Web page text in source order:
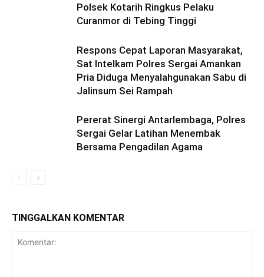
Polsek Kotarih Ringkus Pelaku
Curanmor di Tebing Tinggi
Respons Cepat Laporan Masyarakat,
Sat Intelkam Polres Sergai Amankan
Pria Diduga Menyalahgunakan Sabu di
Jalinsum Sei Rampah
Pererat Sinergi Antarlembaga, Polres
Sergai Gelar Latihan Menembak
Bersama Pengadilan Agama
TINGGALKAN KOMENTAR